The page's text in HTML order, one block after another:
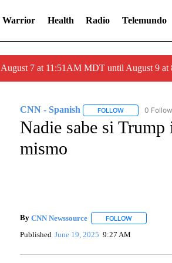
Warrior Health Radio Telemundo
7 at 11:51AM MDT until August 9
CNN - Spanish FOLLOWFOLLOW "CNN
0
Nadie sabe si
mismo
By CNN Newssource FOLLOWFOLLOW ""
Published June 19, 2025 9:27 AM